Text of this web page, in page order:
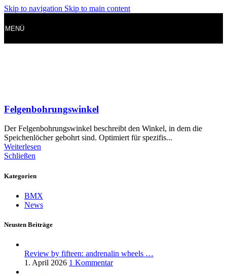
Skip to navigation Skip to main content
MENÜ
Felgenbohrungswinkel
Der Felgenbohrungswinkel beschreibt den Winkel, in dem die
Speichenlöcher gebohrt sind. Optimiert für spezifis...
Weiterlesen
Schließen
Kategorien
BMX
News
Neusten Beiträge
Review by fifteen: andrenalin wheels …
1. April 2026 1 Kommentar